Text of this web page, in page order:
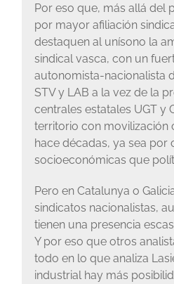
Por eso que, más allá del
por mayor afiliación
destaquen al unísono la
sindical vasca, con un
autonomista-nacionalista
STV y LAB a la vez de la
centrales estatales UGT y
territorio con movilización
hace décadas, ya sea por
socioeconómicas que
Pero en Catalunya o
sindicatos nacionalistas,
tienen una presencia
Y por eso que otros
todo en lo que analiza
industrial hay más